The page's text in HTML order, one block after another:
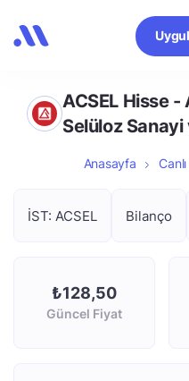
ACSEL Hisse -
Selüloz
Anasayfa
İST: ACSEL Bilanço
₺128,50
Güncel Fiyat